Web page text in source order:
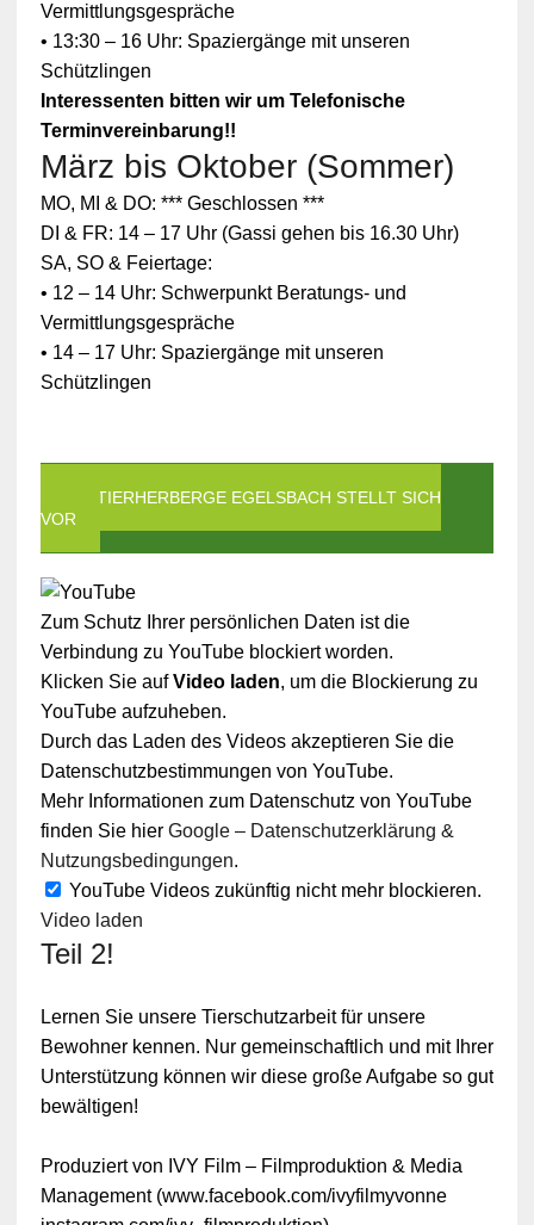
Vermittlungsgespräche
• 13:30 – 16 Uhr: Spaziergänge mit unseren
Schützlingen
Interessenten bitten wir um Telefonische
Terminvereinbarung!!
März bis Oktober (Sommer)
MO, MI & DO: *** Geschlossen ***
DI & FR: 14 – 17 Uhr (Gassi gehen bis 16.30 Uhr)
SA, SO & Feiertage:
• 12 – 14 Uhr: Schwerpunkt Beratungs- und
Vermittlungsgespräche
• 14 – 17 Uhr: Spaziergänge mit unseren
Schützlingen
DIE TIERHERBERGE EGELSBACH STELLT SICH
VOR
Zum Schutz Ihrer persönlichen Daten ist die
Verbindung zu YouTube blockiert worden.
Klicken Sie aufVideo laden, um die Blockierung zu
YouTube aufzuheben.
Durch das Laden des Videos akzeptieren Sie die
Datenschutzbestimmungen von YouTube.
Mehr Informationen zum Datenschutz von YouTube
finden Sie hier Google – Datenschutzerklärung &
Nutzungsbedingungen.
YouTube Videos zukünftig nicht mehr blockieren.
Video laden
Teil 2!
Lernen Sie unsere Tierschutzarbeit für unsere
Bewohner kennen. Nur gemeinschaftlich und mit Ihrer
Unterstützung können wir diese große Aufgabe so gut
bewältigen!
Produziert von IVY Film – Filmproduktion & Media
Management (www.facebook.com/ivyfilmyvonne